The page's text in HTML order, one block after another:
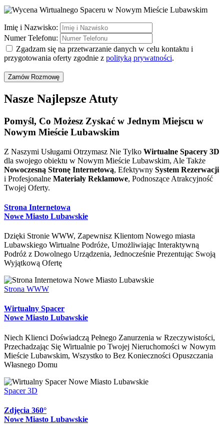
Imię i Nazwisko:
Numer Telefonu:
Zgadzam się na przetwarzanie danych w celu kontaktu i
przygotowania oferty zgodnie z polityką prywatności.
Zamów Rozmowę
Nasze Najlepsze Atuty
Pomyśl, Co Możesz Zyskać w Jednym Miejscu w
Nowym Mieście Lubawskim
Z Naszymi Usługami Otrzymasz Nie Tylko Wirtualne Spacery 3D
dla swojego obiektu w Nowym Mieście Lubawskim, Ale Także
Nowoczesną Stronę Internetową, Efektywny System Rezerwacji
i Profesjonalne Materiały Reklamowe, Podnoszące Atrakcyjność
Twojej Oferty.
Strona Internetowa
Nowe Miasto Lubawskie
Dzięki Stronie WWW, Zapewnisz Klientom Nowego miasta
Lubawskiego Wirtualne Podróże, Umożliwiając Interaktywną
Podróż z Dowolnego Urządzenia, Jednocześnie Prezentując Swoją
Wyjątkową Ofertę
Strona WWW
Wirtualny Spacer
Nowe Miasto Lubawskie
Niech Klienci Doświadczą Pełnego Zanurzenia w Rzeczywistości,
Przechadzając Się Wirtualnie po Twojej Nieruchomości w Nowym
Mieście Lubawskim, Wszystko to Bez Konieczności Opuszczania
Własnego Domu
Spacer 3D
Zdjęcia 360°
Nowe Miasto Lubawskie